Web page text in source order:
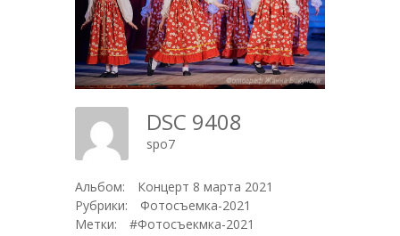
DSC 9408
spo7
Альбом:
Концерт 8 марта 2021
Рубрики:
Фотосъемка-2021
Метки:
#Фотосъекмка-2021